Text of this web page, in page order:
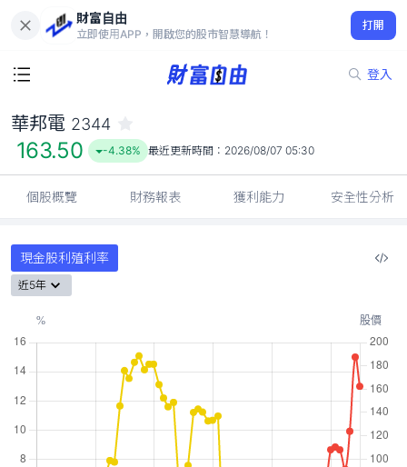
財富自由
立即使用APP，開啟您的股市智慧導航！
打開
登入
163.50
-4.38%
華邦電 2344
163.50 -4.38% 最近更新時間： 2026/08/07 05:30
個股概覽 財務報表 獲利能力 安全性分析
現金股利殖利率
近5年